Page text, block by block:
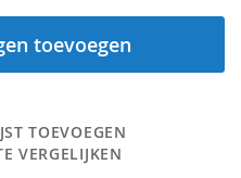
toevoegen
TOEVOEGEN
VERGELIJKEN